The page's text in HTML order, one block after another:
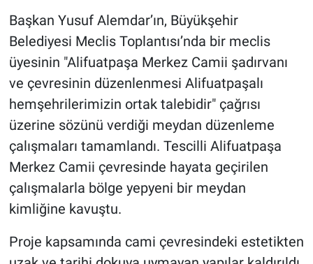
Başkan Yusuf Alemdar’ın, Büyükşehir
Belediyesi Meclis Toplantısı’nda bir meclis
üyesinin "Alifuatpaşa Merkez Camii şadırvanı
ve çevresinin düzenlenmesi Alifuatpaşalı
hemşehrilerimizin ortak talebidir" çağrısı
üzerine sözünü verdiği meydan düzenleme
çalışmaları tamamlandı. Tescilli Alifuatpaşa
Merkez Camii çevresinde hayata geçirilen
çalışmalarla bölge yepyeni bir meydan
kimliğine kavuştu.
Proje kapsamında cami çevresindeki estetikten